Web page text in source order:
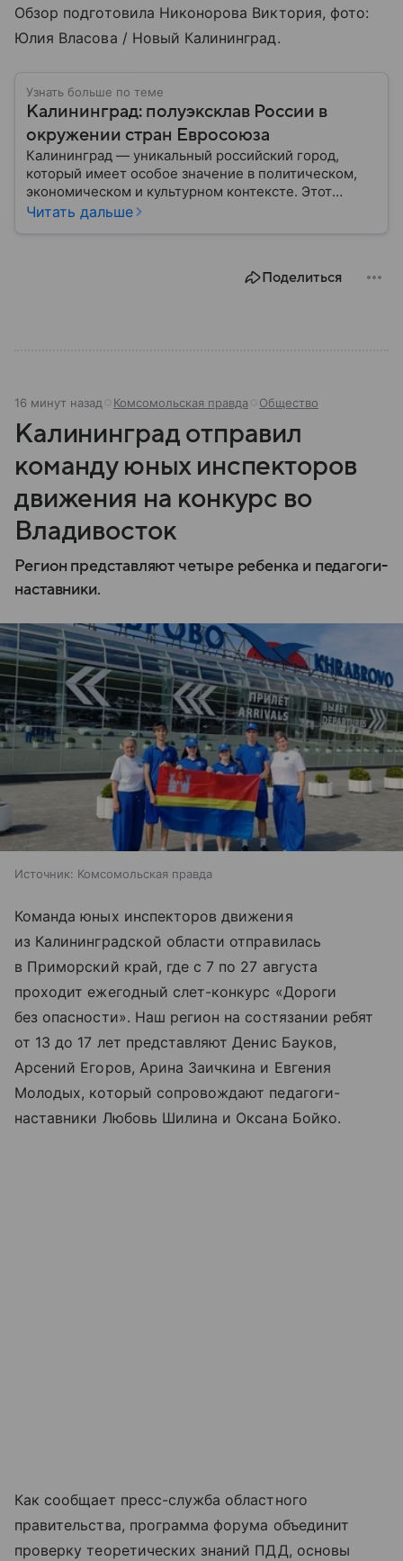
Обзор подготовила Никонорова Виктория, фото:
Юлия Власова / Новый Калининград.
Узнать больше по теме
Калининград: полуэксклав России в
окружении стран Евросоюза
Калининград — уникальный российский город,
который имеет особое значение в политическом,
экономическом и культурном контексте. Этот
город, расположенный в самом сердце Европы,
Читать дальше
Поделиться
16 минут назад Комсомольская правда Общество
Калининград отправил
команду юных инспекторов
движения на конкурс во
Владивосток
Регион представляют четыре ребенка и педагоги-
наставники.
Источник: Комсомольская правда
Команда юных инспекторов движения
из Калининградской области отправилась
в Приморский край, где с 7 по 27 августа
проходит ежегодный слет-конкурс «Дороги
без опасности». Наш регион на состязании ребят
от 13 до 17 лет представляют Денис Бауков,
Арсений Егоров, Арина Заичкина и Евгения
Молодых, который сопровождают педагоги-
наставники Любовь Шилина и Оксана Бойко.
Как сообщает пресс-служба областного
правительства, программа форума объединит
проверку теоретических знаний ПДД, основы